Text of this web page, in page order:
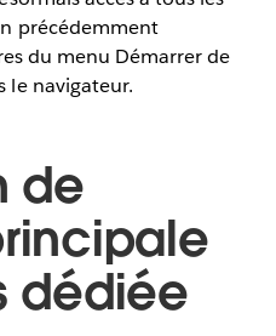
précédemment
du menu Démarrer de
le navigateur.
de
dédiée